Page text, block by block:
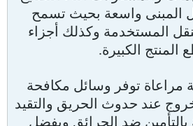
المبنى واسعة بحيث تسمح
المستخدمة وكذلك أجزاء
المنتج الكبيرة.
مراعاة توفر وسائل مكافحة
عند حدوث الحريق والتقيد
بالتأمين ضد الحرائق ويفضل